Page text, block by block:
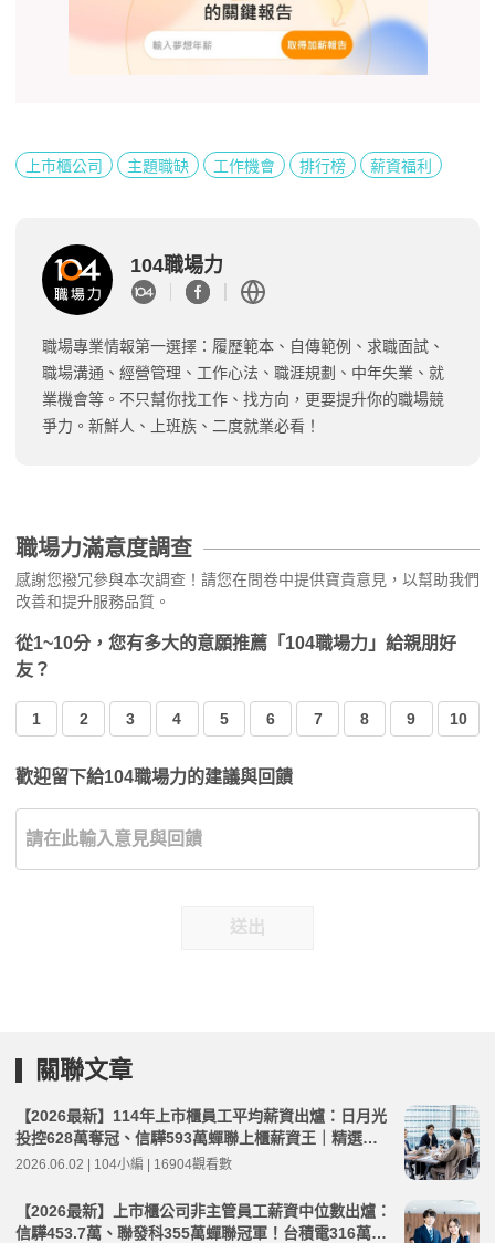
上市櫃公司 主題職缺 工作機會 排行榜 薪資福利
104職場力
職場專業情報第一選擇：履歷範本、自傳範例、求職面試、
職場溝通、經營管理、工作心法、職涯規劃、中年失業、就
業機會等。不只幫你找工作、找方向，更要提升你的職場競
爭力。新鮮人、上班族、二度就業必看！
職場力滿意度調查
感謝您撥冗參與本次調查！請您在問卷中提供寶貴意見，以幫助我們
改善和提升服務品質。
從1~10分，您有多大的意願推薦「104職場力」給親朋好
友？
1 2 3 4 5 6 7 8 9 10
歡迎留下給104職場力的建議與回饋
送出
關聯文章
【2026最新】114年上市櫃員工平均薪資出爐：日月光
投控628萬奪冠、信驊593萬蟬聯上櫃薪資王｜精選工
作機會
2026.06.02 | 104小編 | 16904觀看數
【2026最新】上市櫃公司非主管員工薪資中位數出爐：
信驊453.7萬、聯發科355萬蟬聯冠軍！台積電316萬元